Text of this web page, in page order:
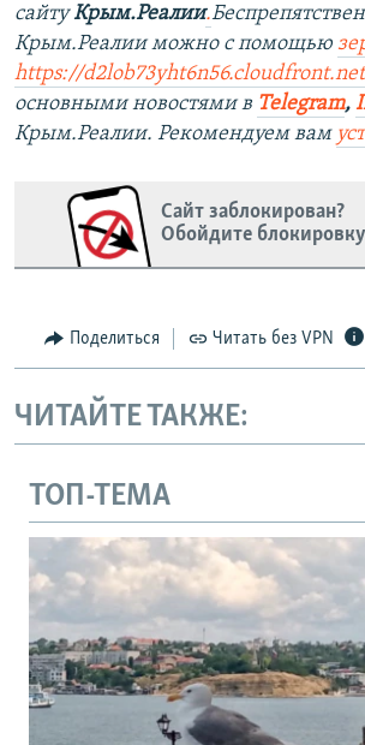
сайтуКрым.Реалии.
Крым.Реалии можно с помощью
https://
основными новостями в Telegram,
Крым.Реалии. Рекомендуем вам
Сайт заблокирован?
Обойдите
Поделиться Читать без VPN
ЧИТАЙТЕ ТАКЖЕ:
ТОП-ТЕМА